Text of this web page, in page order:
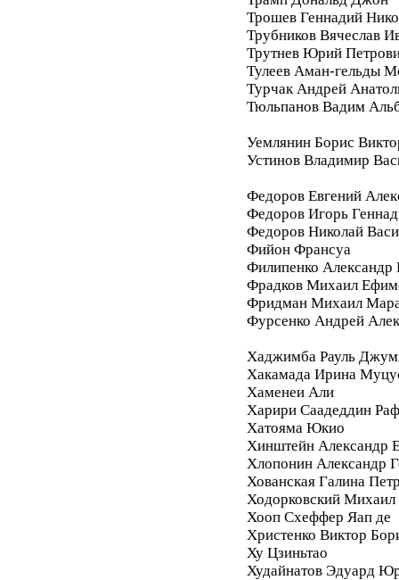
Трошев Геннадий
Трубников Вячеслав
Трутнев Юрий
Тулеев Аман-гельды
Турчак Андрей
Тюльпанов Вадим
Уемлянин Борис
Устинов Владимир
Федоров Евгений
Федоров Игорь
Федоров Николай
Фийон Франсуа
Филипенко Александр
Фрадков Михаил
Фридман Михаил
Фурсенко Андрей
Хаджимба Рауль
Хакамада Ирина
Хаменеи Али
Харири Саадеддин
Хатояма Юкио
Хинштейн Александр
Хлопонин Александр
Хованская Галина
Ходорковский Михаил
Хооп Схеффер Яап де
Христенко Виктор
Ху Цзиньтао
Худайнатов Эдуард